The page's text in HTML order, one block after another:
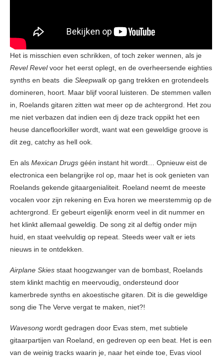
Het is misschien even schrikken, of toch zeker wennen, als je
Revel Revelvoor het eerst oplegt, en de overheersende eighties
synths en beats die Sleepwalkop gang trekken en grotendeels
domineren, hoort. Maar blijf vooral luisteren. De stemmen vallen
in, Roelands gitaren zitten wat meer op de achtergrond. Het zou
me niet verbazen dat indien een dj deze track oppikt het een
heuse dancefloorkiller wordt, want wat een geweldige groove is
dit zeg, catchy as hell ook.
En als Mexican Drugs géén instant hit wordt… Opnieuw eist de
electronica een belangrijke rol op, maar het is ook genieten van
Roelands gekende gitaargenialiteit. Roeland neemt de meeste
vocalen voor zijn rekening en Eva horen we meerstemmig op de
achtergrond. Er gebeurt eigenlijk enorm veel in dit nummer en
het klinkt allemaal geweldig. De song zit al deftig onder mijn
huid, en staat veelvuldig op repeat. Steeds weer valt er iets
nieuws in te ontdekken.
Airplane Skies staat hoogzwanger van de bombast, Roelands
stem klinkt machtig en meervoudig, ondersteund door
kamerbrede synths en akoestische gitaren. Dit is die geweldige
song die The Verve vergat te maken, niet?!
Wavesong wordt gedragen door Evas stem, met subtiele
gitaarpartijen van Roeland, en gedreven op een beat. Het is een
van de weinig tracks waarin je, naar het einde toe, Evas viool